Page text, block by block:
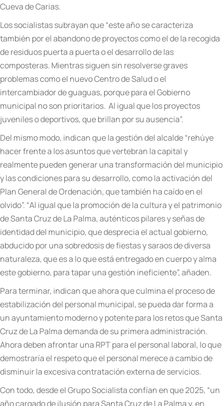
Cueva de Carias.
Los socialistas subrayan que“este año se caracteriza
también por el abandono de proyectos como el de la recogida
de residuos puerta a puerta o el desarrollo de las
composteras. Mientras siguen sin resolverse graves
problemas como el nuevo Centro de Salud o el
intercambiador de guaguas, porque para el Gobierno
municipal no son prioritarios. Al igual que los proyectos
juveniles o deportivos, que brillan por su ausencia”.
Del mismo modo, indican que la gestión del alcalde“rehúye
hacer frente a los asuntos que vertebran la capital y
realmente pueden generar una transformación del municipio
y las condiciones para su desarrollo, como la activación del
Plan General de Ordenación, que también ha caído en el
olvido”. “Al igual que la promoción de la cultura y el patrimonio
de Santa Cruz de La Palma, auténticos pilares y señas de
identidad del municipio, que desprecia el actual gobierno,
abducido por una sobredosis de fiestas ysaraosde diversa
naturaleza, que es a lo que estáentregado en cuerpo y alma
este gobierno, para tapar una gestión ineficiente”, añaden.
Para terminar, indican que ahora que culmina el proceso de
estabilización del personal municipal, se pueda dar forma a
un ayuntamiento moderno y potente para los retos que Santa
Cruz de La Palma demanda de su primera administración.
Ahoradeben afrontar una RPT para el personal laboral, lo que
demostraría el respeto que el personal merece a cambio de
disminuir la excesiva contratación externa de servicios.
Con todo, desde el Grupo Socialista confían en que 2025, “un
año cargado de ilusión para Santa Cruz de La Palma y, en